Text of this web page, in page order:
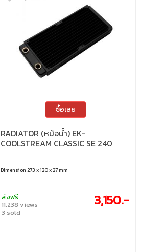
ซื้อเลย
RADIATOR (หม้อน้ำ) EK-
COOLSTREAM CLASSIC SE 240
Dimension 273 x 120 x 27 mm
ส่งฟรี
11,238 views
3 sold
3,150.-